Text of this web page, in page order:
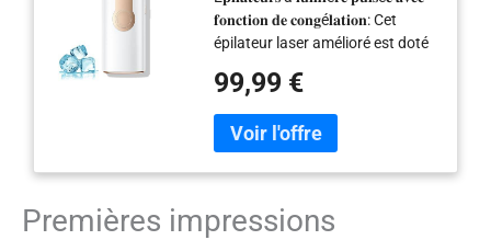
avec 3 en 1[HR/SC/RA]
pour Femme & Homme,
9 Niveaux Énergie
Épilation Laser pour
Aisselles/Bikini/Corps,
GLY07
𝐟𝐨𝐧𝐜𝐭𝐢𝐨𝐧 𝐝𝐞 𝐜𝐨𝐧𝐠é𝐥𝐚𝐭𝐢𝐨𝐧: Cet
épilateur laser amélioré est doté
intégrée de 𝟓°𝐂 qui active le
mode de refroidissement dès la
mise en marche pour refroidir la
peau tout en émettant des
impulsions de lumière pour une
expérience glacée, indolore et
confortable. É𝐩𝐢𝐥𝐚𝐭𝐢𝐨𝐧 𝐬𝐚𝐧𝐬
99,99 €
Premières impressions